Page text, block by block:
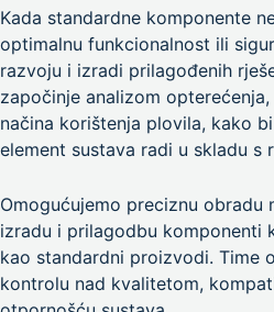
Kada standardne komponente
optimalnu funkcionalnost ili
razvoju i izradi prilagođenih
započinje analizom
načina korištenja plovila, kako
element sustava radi u skladu s
Omogućujemo preciznu
izradu i prilagodbu komponenti
kao standardni proizvodi. Time
kontrolu nad kvalitetom,